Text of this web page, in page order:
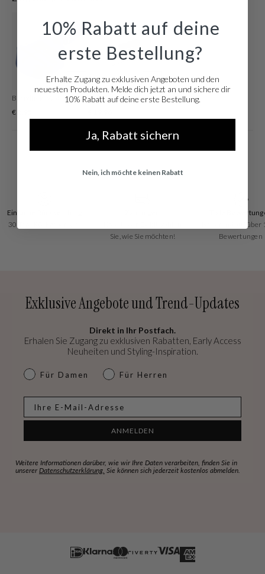
dieser edlen Uhr gehen Sie immer mit der Zeit!
Brandfield Watchtool Zum Einstellen Der Armbandlänge
€ 2,95
Luxe Silberfarbene Watchtool
Einfache Rücksendung
30 Tage Rückgaberecht
Sie, wie Sie möchten!
Tolle
Basierend auf über
Bewertungen
Exklusive Angebote und Trend-Updates
Direkt in Ihr Postfach.
Erhalen Sie Zugang zu exklusiven Rabatten, Early Access
Neuheiten und Styling-Inspiration.
dames & heren
Für Damen Für Herren
ANMELDEN
Weitere Informationen darüber, wie wir Ihre Daten verarbeiten, finden Sie in
unserer Datenschutzerklärung. Sie können sich jederzeit kostenlos abmelden.
10% Rabatt auf deine
erste Bestellung?
Erhalte Zugang zu exklusiven Angeboten und den
neuesten Produkten. Melde dich jetzt an und sichere dir
10% Rabatt auf deine erste Bestellung.
Ja, Rabatt sichern
Nein, ich möchte keinen Rabatt